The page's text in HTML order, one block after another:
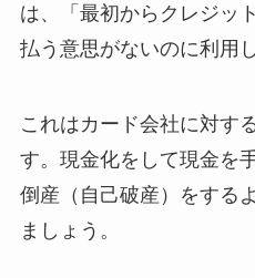
は、「最初からクレジッ
払う意思がないのに利用
これはカード会社に対す
す。現金化をして現金を
倒産（自己破産）をする
ましょう。